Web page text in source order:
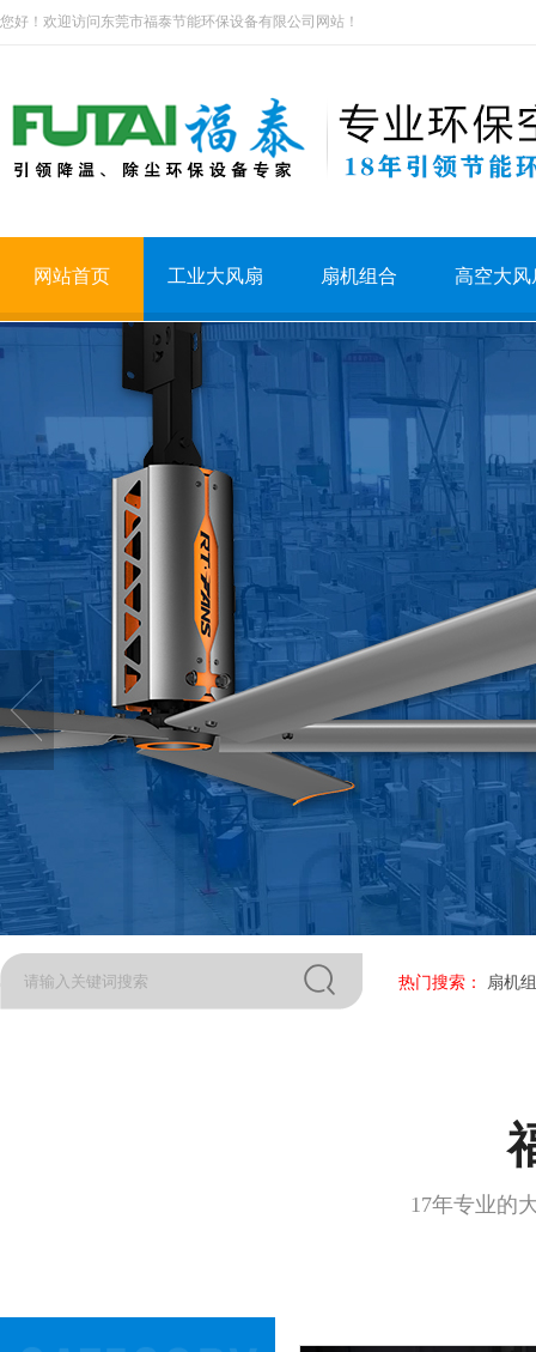
您好！欢迎访问东莞市福泰节能环保设备有限公司网站！
网站首页 工业大风扇 扇机组合 高空大风
热门搜索： 扇机
17年专业的